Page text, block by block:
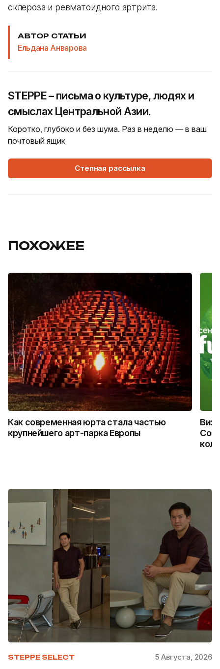
склероза и ревматоидного артрита.
АВТОР СТАТЬИ
Ельдана Анварова
STEPPE – письма о культуре, людях и
смыслах Центральной Азии.
Коротко, глубоко и без шума. Раз в неделю — в ваш
почтовый ящик
Степная рассылка
ПОХОЖЕЕ
Как современная юрта стала частью
крупнейшего арт-парка Европы
STEPPE SELECT 5 Августа, 2026